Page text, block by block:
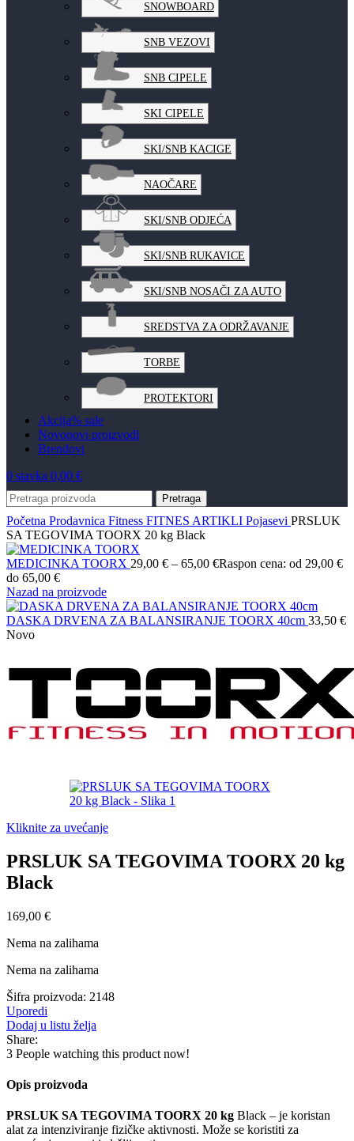
SNOWBOARD
SNB VEZOVI
SNB CIPELE
SKI CIPELE
SKI/SNB KACIGE
NAOČARE
SKI/SNB ODJEĆA
SKI/SNB RUKAVICE
SKI/SNB NOSAČI ZA AUTO
SREDSTVA ZA ODRŽAVANJE
TORBE
PROTEKTORI
Akcija% sale
Novonovi proizvodi
Brendovi
0 stavka 0,00 €
Pretraga
Početna Prodavnica Fitness FITNES ARTIKLI Pojasevi PRSLUK
SA TEGOVIMA TOORX 20 kg Black
MEDICINKA TOORX 29,00 € – 65,00 €Raspon cena: od 29,00 €
do 65,00 €
Nazad na proizvode
DASKA DRVENA ZA BALANSIRANJE TOORX 40cm 33,50 €
Novo
Kliknite za uvećanje
PRSLUK SA TEGOVIMA TOORX 20 kg
Black
169,00 €
Nema na zalihama
Nema na zalihama
Šifra proizvoda: 2148
Uporedi
Dodaj u listu želja
Share:
3 People watching this product now!
Opis proizvoda
PRSLUK SA TEGOVIMA TOORX 20 kg Black – je koristan
alat za intenziviranje fizičke aktivnosti. Može se koristiti za